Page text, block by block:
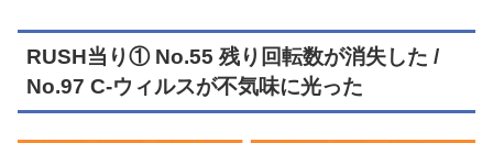
RUSH当り① No.55 残り回転数が消失した /
No.97 C-ウィルスが不気味に光った